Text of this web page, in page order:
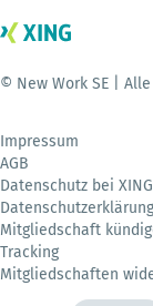
© New Work SE |
Impressum
AGB
Datenschutz bei XING
Datenschutzerklärung
Mitgliedschaft
Tracking
Mitgliedschaften